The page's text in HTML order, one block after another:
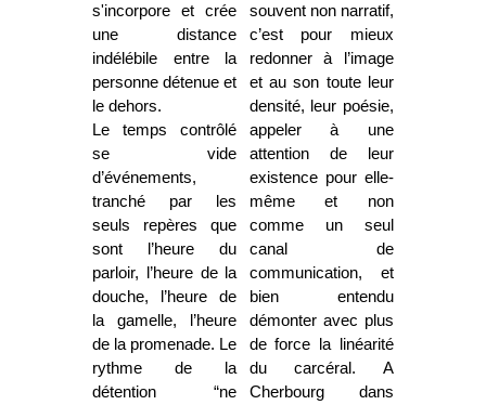
s'incorpore et crée
une distance
indélébile entre la
personne détenue et
le dehors.
Le temps contrôlé
se vide
d’événements,
tranché par les
seuls repères que
sont l’heure du
parloir, l’heure de la
douche, l’heure de
la gamelle, l’heure
de la promenade. Le
rythme de la
détention “ne
souvent non narratif,
c’est pour mieux
redonner à l’image
et au son toute leur
densité, leur poésie,
appeler à une
attention de leur
existence pour elle-
même et non
comme un seul
canal de
communication, et
bien entendu
démonter avec plus
de force la linéarité
du carcéral. A
Cherbourg dans